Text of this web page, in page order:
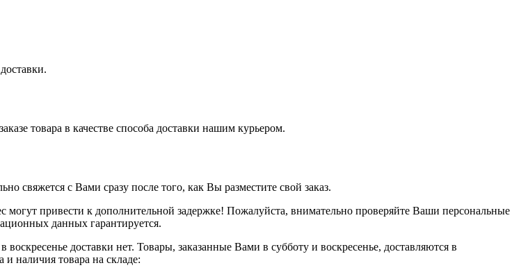
товара в качестве способа доставки нашим курьером.
свяжется с Вами сразу после того, как Вы разместите свой заказ.
привести к дополнительной задержке! Пожалуйста, внимательно проверяйте Ваши персональные
данных гарантируется.
доставки нет. Товары, заказанные Вами в субботу и воскресенье, доставляются в
и наличия товара на складе: